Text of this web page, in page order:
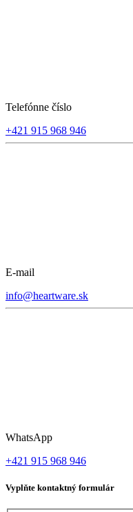
Telefónne číslo
+421 915 968 946
E-mail
info@heartware.sk
WhatsApp
+421 915 968 946
Vyplňte kontaktný formulár